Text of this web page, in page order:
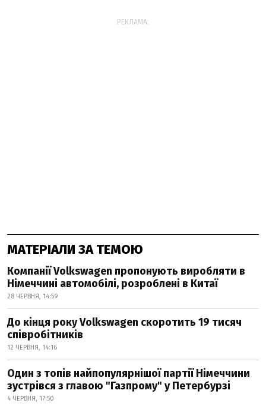
РЕКЛАМА:
МАТЕРІАЛИ ЗА ТЕМОЮ
Компанії Volkswagen пропонують виробляти в
Німеччині автомобілі, розроблені в Китаї
28 ЧЕРВНЯ, 14:59
До кінця року Volkswagen скоротить 19 тисяч
співробітників
12 ЧЕРВНЯ, 14:16
Один з топів найпопулярнішої партії Німеччини
зустрівся з главою "Газпрому" у Петербурзі
4 ЧЕРВНЯ, 17:50